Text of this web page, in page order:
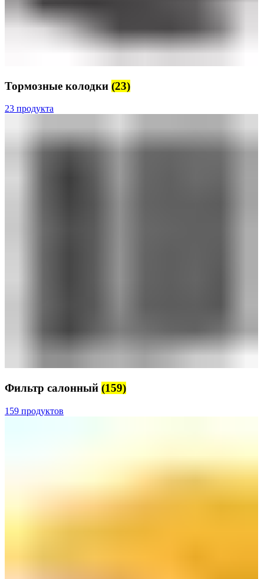
Тормозные колодки (23)
23 продукта
Фильтр салонный (159)
159 продуктов